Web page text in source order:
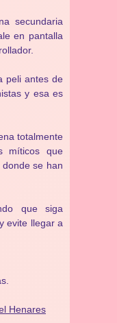
secundaria
en pantalla
peli antes de
y esa es
totalmente
míticos que
se han
que siga
evite llegar a
Henares